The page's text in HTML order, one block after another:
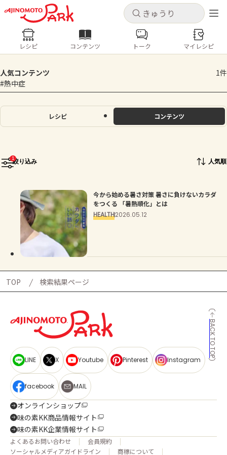
キャンセル
ログインするとレシピを保存できます
ホーム
トーク
よくあるお問い合わせ
お買い物
AJINOMOTO PARK とは
キャンセル
レシピ コンテンツ
人気の食材・レシピ
きゅうり
とうもろこし
レシピ コンテンツ トーク マイレシピ
人気コンテンツ
1件
#熱中症
レシピ コンテンツ
1絞り込み 人気順
今から始める暑さ対策 暑さに負けないカラダ
をつくる 「暑熱順化」とは
HEALTH2026.05.12
TOP 検索結果ページ
BACK TO TOP
LINE X Youtube Pinterest Instagram
facebook MAIL
オンラインショップ
味の素KK商品情報サイト
味の素KK企業情報サイト
よくあるお問い合わせ
会員規約
ソーシャルメディアガイドライン
商標について